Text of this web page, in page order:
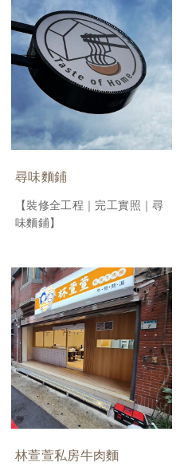
尋味麵鋪
【裝修全工程｜完工實照｜尋
味麵鋪】
林萱萱私房牛肉麵